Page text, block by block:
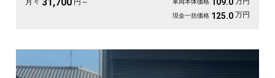
月々 円～ 車両本体価格 109.0
現金一括価格 125.0 万円